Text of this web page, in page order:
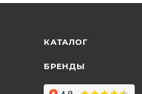
КАТАЛОГ
БРЕНДЫ